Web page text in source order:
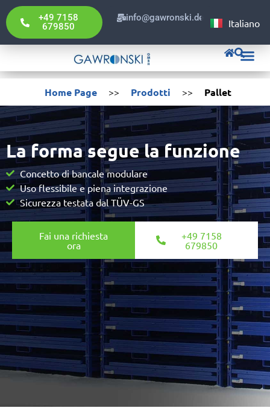
+49 7158
679850
info@gawronski.de Italiano
Deutsch
Home Page >> Prodotti >> Pallet
La forma segue la funzione
Concetto di bancale modulare
Uso flessibile e piena integrazione
Sicurezza testata dal TÜV-GS
Fai una richiesta
ora
+49 7158
679850